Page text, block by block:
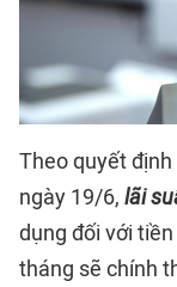
Theo quyết
ngày 19/6, lãi
dụng đối với
tháng sẽ chính